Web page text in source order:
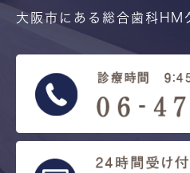
大阪市にある総合歯科HM